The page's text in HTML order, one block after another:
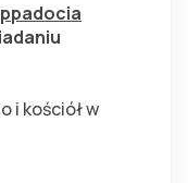
i kościół w